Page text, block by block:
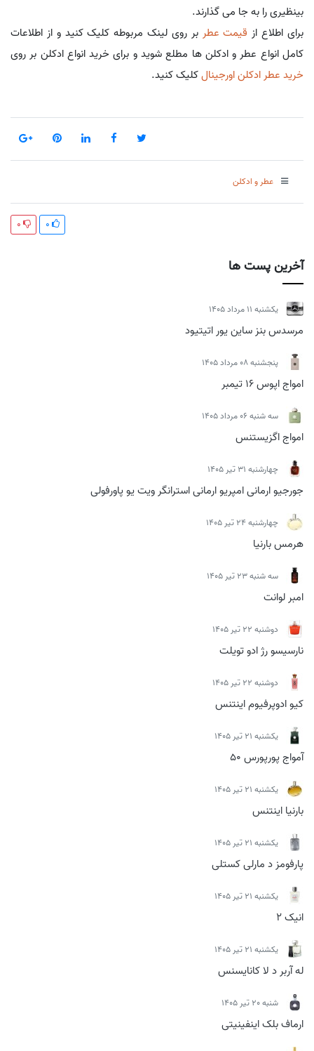
آخرین پست ها
يكشنبه 11 مرداد 1405
مرسدس بنز ساین یور اتیتیود
پنجشنبه 08 مرداد 1405
امواج اپوس 16 تیمبر
سه شنبه 06 مرداد 1405
امواج اگزیستنس
چهارشنبه 31 تیر 1405
جورجیو ارمانی امپریو ارمانی استرانگر ویت یو پاورفولی
چهارشنبه 24 تیر 1405
هرمس بارنیا
سه شنبه 23 تیر 1405
امبر لوانت
دوشنبه 22 تیر 1405
نارسیسو رژ ادو تویلت
دوشنبه 22 تیر 1405
کیو ادوپرفیوم اینتنس
يكشنبه 21 تیر 1405
آمواج پورپورس 50
يكشنبه 21 تیر 1405
بارنیا اینتنس
يكشنبه 21 تیر 1405
پارفومز د مارلی کستلی
يكشنبه 21 تیر 1405
انیک 2
يكشنبه 21 تیر 1405
له آربر د لا کانایسنس
شنبه 20 تیر 1405
ارماف بلک اینفینیتی
بینظیری را به جا می گذارند.
برای اطلاع از قیمت عطر بر روی لینک مربوطه کلیک کنید و از اطلاعات
کامل انواع عطر و ادکلن ها مطلع شوید و برای خرید انواع ادکلن بر روی
خرید عطر ادکلن اورجینالکلیک کنید.
عطر و ادکلن